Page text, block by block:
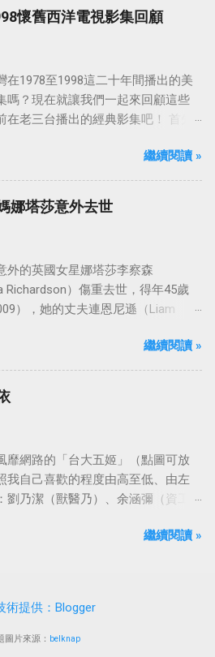
懷舊西洋電視影集回顧
在1978至1998這二十年間播出的美
嗎？現在就讓我們一起來回顧這些
在老三台播出的經典影集吧！ 首先
（The Love Boat），這部影集最早
9月24日至1986年5月24日於美國
播，共播出了249集。 令人懷念的愛
繼續閱讀 »
娜塔莎意外去世
外的英國女星娜塔莎李察森
Richardson）傷重去世，得年45歲
），她的丈夫連恩尼遜（Liam
望外界給他們空間撫平傷痛。繼續閱讀 »
靡網路的「台大五姬」（點圖可放
我自己喜歡的程度由高至低、由左
劉乃潔（獸醫乃）、余涵彌（資工
潔（戲劇依）；這五位正妹透過網
繼續閱讀 »
術提供：Blogger
圖片來源： belknap